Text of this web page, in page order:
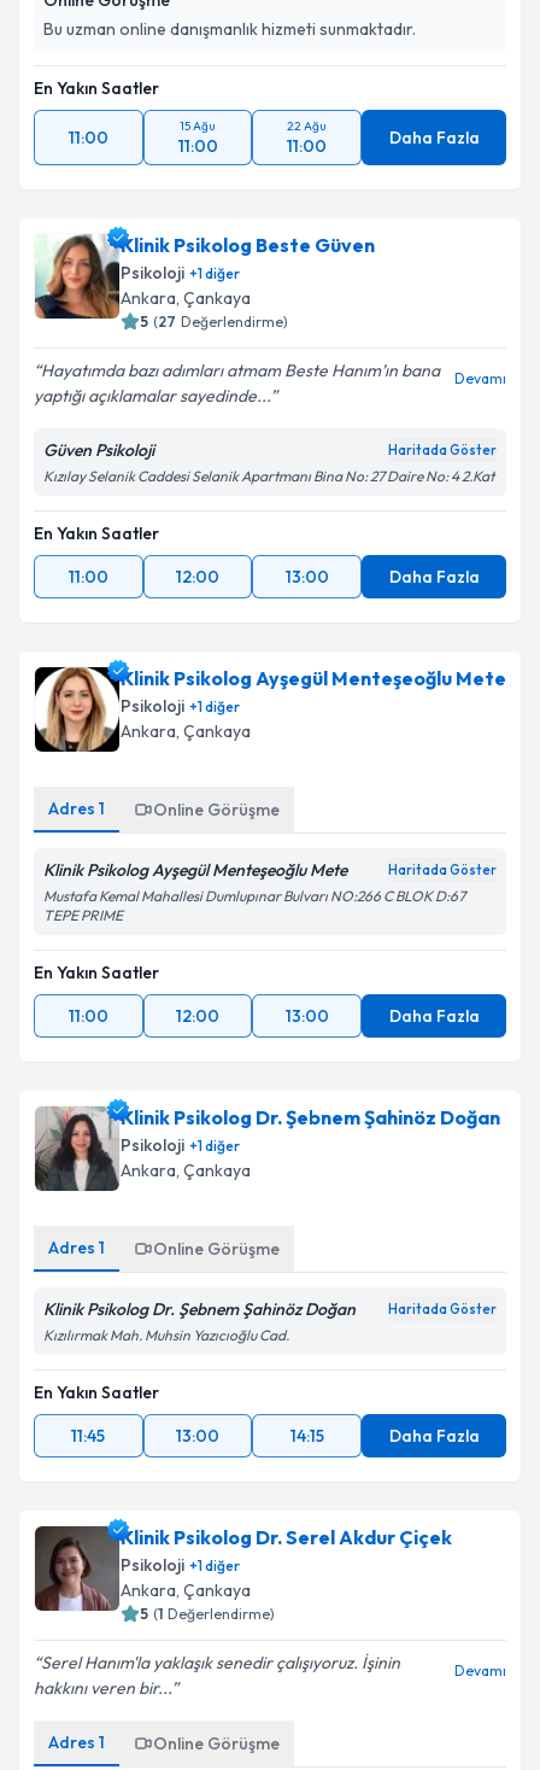
Bu uzman online danışmanlık hizmeti sunmaktadır.
En Yakın Saatler
11:00
15 Ağu
11:00
22 Ağu
11:00 Daha Fazla
Klinik Psikolog Beste Güven
Psikoloji +1diğer
Ankara, Çankaya
5 (27 Değerlendirme)
Hayatımda bazı adımları atmam Beste Hanım’ın bana
yaptığı açıklamalar sayedinde...
Devamı
Güven Psikoloji Haritada Göster
Kızılay Selanik Caddesi Selanik Apartmanı Bina No: 27 Daire No: 4 2.Kat
En Yakın Saatler
11:00
12:00 13:00 Daha Fazla
Klinik Psikolog Ayşegül Menteşeoğlu Mete
Psikoloji +1diğer
Ankara, Çankaya
Adres 1 Online Görüşme
Klinik Psikolog Ayşegül Menteşeoğlu Mete Haritada Göster
Mustafa Kemal Mahallesi Dumlupınar Bulvarı NO:266 C BLOK D:67
TEPE PRIME
En Yakın Saatler
11:00
12:00 13:00 Daha Fazla
Klinik Psikolog Dr. Şebnem Şahinöz Doğan
Psikoloji +1diğer
Ankara, Çankaya
Adres 1 Online Görüşme
Klinik Psikolog Dr. Şebnem Şahinöz Doğan Haritada Göster
Kızılırmak Mah. Muhsin Yazıcıoğlu Cad.
En Yakın Saatler
11:45
13:00 14:15 Daha Fazla
Klinik Psikolog Dr. Serel Akdur Çiçek
Psikoloji +1diğer
Ankara, Çankaya
5 (1 Değerlendirme)
Serel Hanım'la yaklaşık senedir çalışıyoruz. İşinin
hakkını veren bir...
Devamı
Adres 1 Online Görüşme